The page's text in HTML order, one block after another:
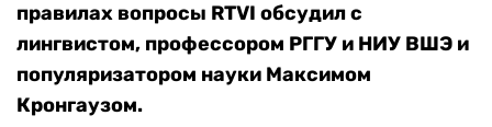
правилах вопросы RTVI обсудил с
лингвистом, профессором РГГУ и НИУ ВШЭ и
популяризатором науки Максимом
Кронгаузом.